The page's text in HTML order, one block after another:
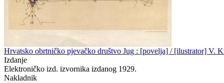
Hrvatsko obrtničko pjevačko društvo Jug : [povelja] / [ilustrator] V.
Izdanje
Elektroničko izd. izvornika izdanog 1929.
Nakladnik